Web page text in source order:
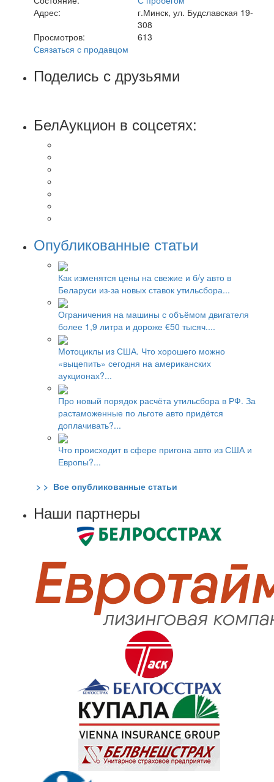
Адрес:
г.Минск, ул. Будславская 19-
308
Просмотров:
613
Связаться с продавцом
Поделись с друзьями
БелАукцион в соцсетях:
Опубликованные статьи
Как изменятся цены на свежие и б/у авто в
Беларуси из-за новых ставок утильсбора...
Ограничения на машины с объёмом двигателя
более 1,9 литра и дороже €50 тысяч....
Мотоциклы из США. Что хорошего можно
«выцепить» сегодня на американских
аукционах?...
Про новый порядок расчёта утильсбора в РФ. За
растаможенные по льготе авто придётся
доплачивать?...
Что происходит в сфере пригона авто из США и
Европы?...
> > Все опубликованные статьи
Наши партнеры